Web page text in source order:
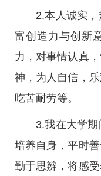
2.本人诚实
富创造力与创新
力，对事情认真
神，为人自信，
吃苦耐劳等。
3.我在大学
培养自身，平时
勤于思辨，将感